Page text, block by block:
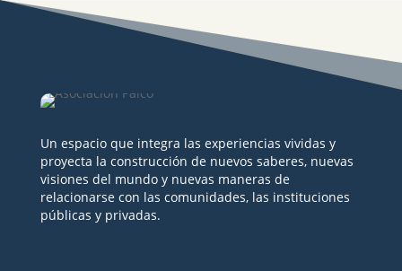
Un espacio que integra las experiencias vividas y
proyecta la construcción de nuevos saberes, nuevas
visiones del mundo y nuevas maneras de
relacionarse con las comunidades, las instituciones
públicas y privadas.